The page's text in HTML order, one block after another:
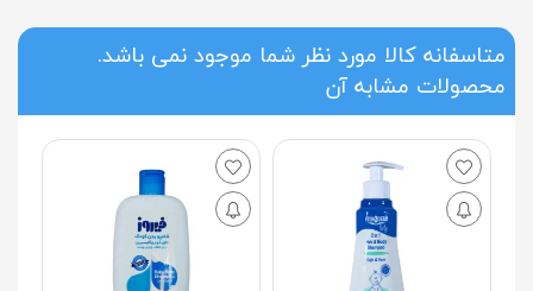
متاسفانه کالا مورد نظر شما موجود نمی باشد.
محصولات مشابه آن